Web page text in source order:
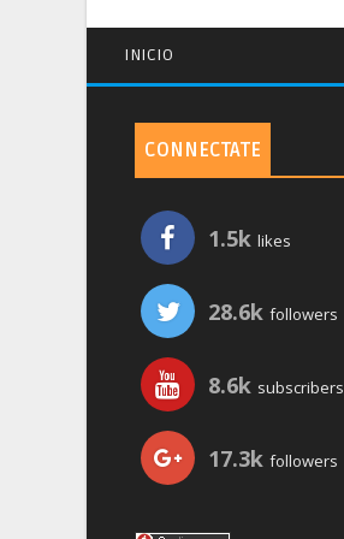
INICIO
CONNECTATE
1.5k likes
28.6k followers
8.6k subscribers
17.3k followers